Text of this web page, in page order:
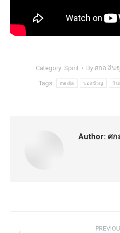
Category: Spirit By ศกล สิน
Tags: media ของขัวญ วัน
Author: ศก